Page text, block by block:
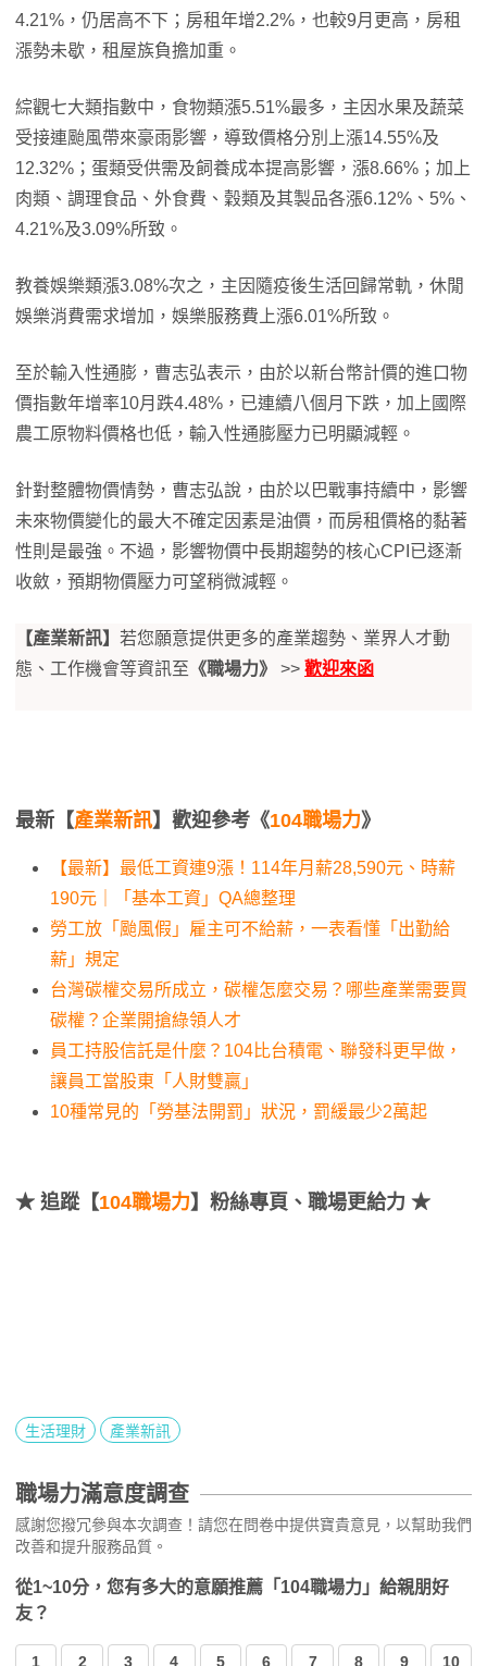
4.21%，仍居高不下；房租年增2.2%，也較9月更高，房租
漲勢未歇，租屋族負擔加重。
綜觀七大類指數中，食物類漲5.51%最多，主因水果及蔬菜
受接連颱風帶來豪雨影響，導致價格分別上漲14.55%及
12.32%；蛋類受供需及飼養成本提高影響，漲8.66%；加上
肉類、調理食品、外食費、穀類及其製品各漲6.12%、5%、
4.21%及3.09%所致。
教養娛樂類漲3.08%次之，主因隨疫後生活回歸常軌，休閒
娛樂消費需求增加，娛樂服務費上漲6.01%所致。
至於輸入性通膨，曹志弘表示，由於以新台幣計價的進口物
價指數年增率10月跌4.48%，已連續八個月下跌，加上國際
農工原物料價格也低，輸入性通膨壓力已明顯減輕。
針對整體物價情勢，曹志弘說，由於以巴戰事持續中，影響
未來物價變化的最大不確定因素是油價，而房租價格的黏著
性則是最強。不過，影響物價中長期趨勢的核心CPI已逐漸
收斂，預期物價壓力可望稍微減輕。
【產業新訊】 若您願意提供更多的產業趨勢、業界人才動
態、工作機會等資訊至 《職場力》 >> 歡迎來函
最新【產業新訊】歡迎參考《104職場力》
【最新】最低工資連9漲！114年月薪28,590元、時薪
190元｜「基本工資」QA總整理
勞工放「颱風假」雇主可不給薪，一表看懂「出勤給
薪」規定
台灣碳權交易所成立，碳權怎麼交易？哪些產業需要買
碳權？企業開搶綠領人才
員工持股信託是什麼？104比台積電、聯發科更早做，
讓員工當股東「人財雙贏」
10種常見的「勞基法開罰」狀況，罰緩最少2萬起
★ 追蹤【104職場力】粉絲專頁、職場更給力 ★
生活理財 產業新訊
職場力滿意度調查
感謝您撥冗參與本次調查！請您在問卷中提供寶貴意見，以幫助我們
改善和提升服務品質。
從1~10分，您有多大的意願推薦「104職場力」給親朋好
友？
1 2 3 4 5 6 7 8 9 10